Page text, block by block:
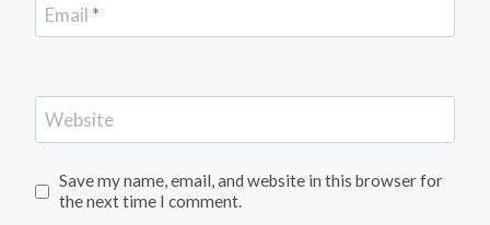
Email *
Website
Save my name, email, and website in this browser for
the next time I comment.